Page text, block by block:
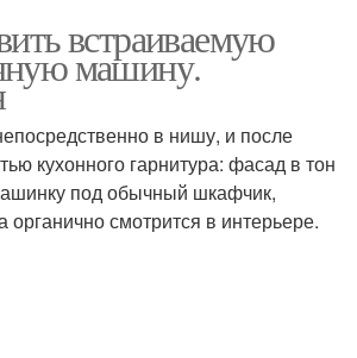
встраиваемую
машину.
в нишу, и после
кухонного гарнитура: фасад в тон
под обычный шкафчик,
органично смотрится в интерьере.